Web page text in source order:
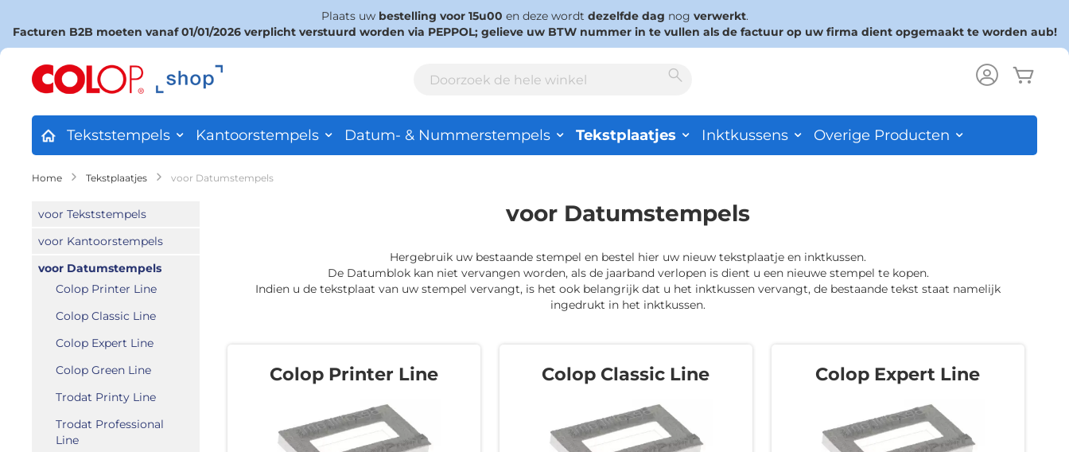
Plaats uw bestelling voor 15u00 en deze wordt dezelfde dag nog verwerkt.
Facturen B2B moeten vanaf 01/01/2026 verplicht verstuurd worden via PEPPOL; gelieve uw BTW nummer in te vullen als de factuur op uw firma dient opgemaakt te worden aub!
Ga
Tekststempels Kantoorstempels Datum- & Nummerstempels Tekstplaatjes Inktkussens Overige Producten
Home Tekstplaatjes voor Datumstempels
voor Datumstempels
Hergebruik uw bestaande stempel en bestel hier uw nieuw tekstplaatje en inktkussen.
De Datumblok kan niet vervangen worden, als de jaarband verlopen is dient u een nieuwe stempel te kopen.
Indien u de tekstplaat van uw stempel vervangt, is het ook belangrijk dat u het inktkussen vervangt, de bestaande tekst staat namelijk
ingedrukt in het inktkussen.
Colop Printer Line Colop Classic Line Colop Expert Line
voor Tekststempels
voor Kantoorstempels
voor Datumstempels
Colop Printer Line
Colop Classic Line
Colop Expert Line
Colop Green Line
Trodat Printy Line
Trodat Professional
Line